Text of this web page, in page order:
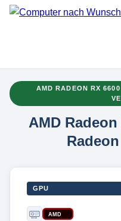
AMD RADEON RX 6600
AMD Radeon
GPU
AMD